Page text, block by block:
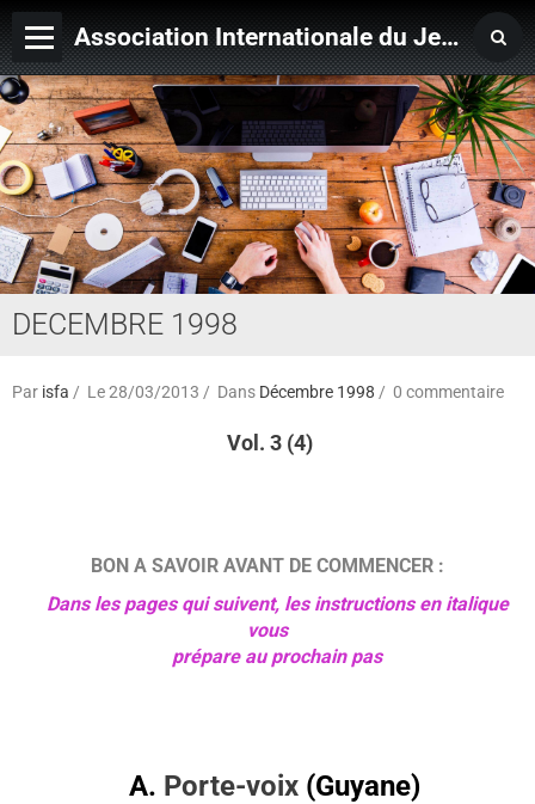
Association Internationale du Jeu de Ficelle
Page d'accueil
Derniers ajouts
DECEMBRE 1998
Par isfa Le 28/03/2013 Dans Décembre 1998 0 commentaire
Vol. 3 (4)
BON A SAVOIR AVANT DE COMMENCER :
Dans les pages qui suivent, les instructions en italique
vous
prépare au prochain pas
A. Porte-voix (Guyane)